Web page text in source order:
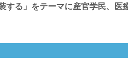
する」をテーマに産官学民、医